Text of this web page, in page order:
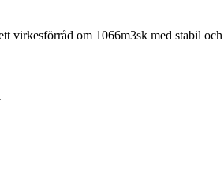
virkesförråd om 1066m3sk med stabil